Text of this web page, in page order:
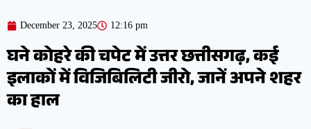
December 23, 2025 12:16 pm
घने कोहरे की चपेट में उत्तर छत्तीसगढ़, कई
इलाकों में विजिबिलिटी जीरो, जानें अपने शहर
का हाल